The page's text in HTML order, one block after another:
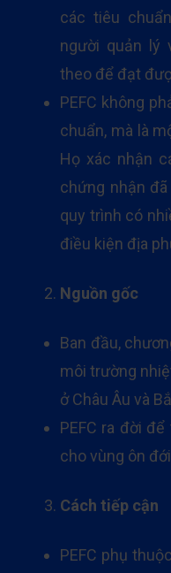
các tiêu
người quản lý
theo để đạt
PEFC không
chuẩn, mà là
Họ xác nhận
chứng nhận
quy trình có
điều kiện địa
Nguồn gốc
Ban đầu,
môi trường
ở Châu Âu và
PEFC ra đời
cho vùng ôn
Cách tiếp cận
PEFC phụ